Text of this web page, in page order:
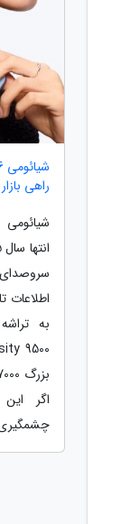
راهی
اطلاعات
اگر